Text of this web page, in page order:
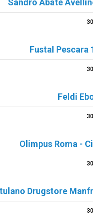
Sandro Abate
Fustal Pescara
Feldi
Olimpus Roma -
Drugstore